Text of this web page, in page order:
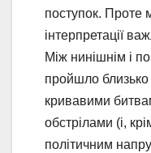
поступок.
інтерпретації
Між нинішнім і
пройшло близько
кривавими
обстрілами (і,
політичним